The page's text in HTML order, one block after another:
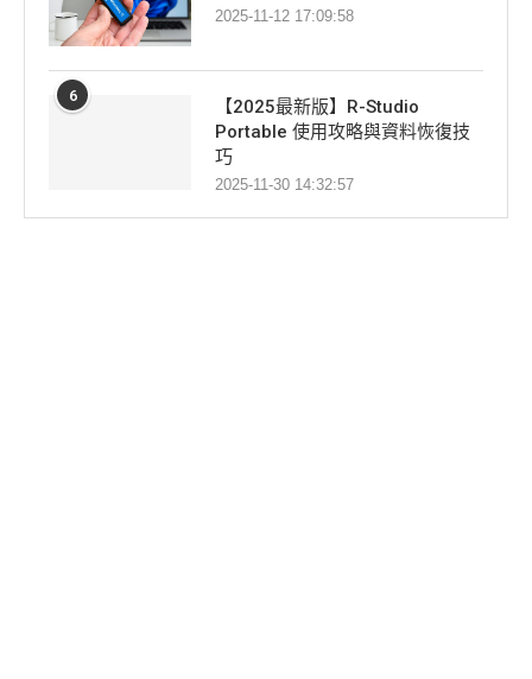
2025-11-12 17:09:58
6
【2025最新版】R-Studio
Portable 使用攻略與資料恢復技
巧
2025-11-30 14:32:57